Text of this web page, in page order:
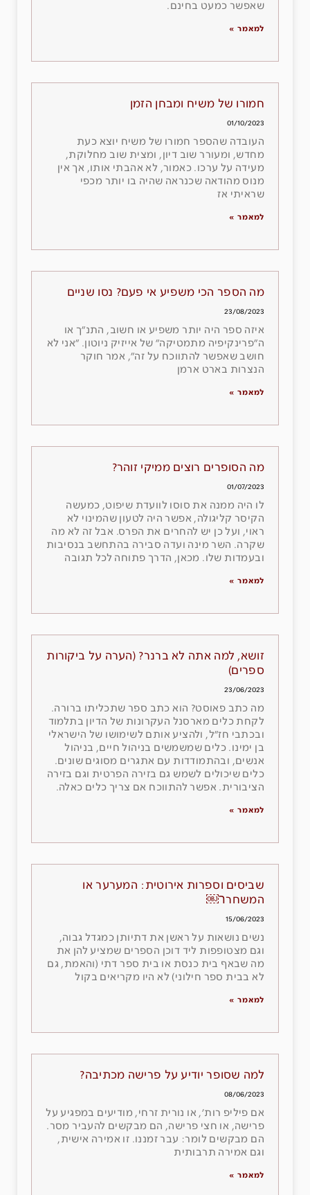
שאפשר כמעט בחינם.
למאמר »
חמורו של משיח ומבחן הזמן
01/10/2023
העובדה שהספר חמורו של משיח יוצא כעת
מחדש, ומעורר שוב דיון, ומצית שוב מחלוקת,
מעידה על ערכו. כאמור, לא אהבתי אותו, אך אין
מנוס מהודאה שכנראה שהיה בו יותר מכפי
שראיתי אז
למאמר »
מה הספר הכי משפיע אי פעם? נסו שניים
23/08/2023
איזה ספר היה יותר משפיע או חשוב, התנ״ך או
ה״פרינקיפיה מתמטיקה״ של אייזיק ניוטון. ״אני לא
חושב שאפשר להתווכח על זה״, אמר חוקר
הנצרות בארט ארמן
למאמר »
מה הסופרים רוצים ממיקי זוהר?
01/07/2023
לו היה ממנה את סוסו לוועדת שיפוט, כמעשה
הקיסר קליגולה, אפשר היה לטעון שהמינוי לא
ראוי, ועל כן יש להחרים את הפרס. אבל זה לא מה
שקרה. השר מינה ועדה סבירה בהתחשב בנסיבות
ובעמדות שלו. מכאן, הדרך פתוחה לכל תגובה
למאמר »
זושא, למה אתה לא ברנר? (הערה על ביקורות
ספרים)
23/06/2023
מה כתב פאוסט? הוא כתב ספר שתכליתו ברורה.
לקחת כלים מארסנל העקרונות של הדיון בתלמוד
ובכתבי חז״ל, ולהציע אותם לשימושו של הישראלי
בן ימינו. כלים שמשמשים בניהול חיים, בניהול
אנשים, ובהתמודדות עם אתגרים מסוגים שונים.
כלים שיכולים לשמש גם בזירה הפרטית וגם בזירה
הציבורית. אפשר להתווכח אם צריך כלים כאלה.
למאמר »
שביסים וספרות אירוטית: המערער או
המשחרר￼
15/06/2023
נשים נושאות על ראשן את דתיותן כמגדל גבוה,
וגם מצטופפות ליד דוכן הספרים שמציע להן את
מה שבאף בית כנסת או בית ספר דתי (והאמת, גם
לא בבית ספר חילוני) לא היו מקריאים בקול
למאמר »
למה שסופר יודיע על פרישה מכתיבה?
08/06/2023
אם פיליפ רות׳, או נורית זרחי, מודיעים במפגיע על
פרישה, או חצי פרישה, הם מבקשים להעביר מסר.
הם מבקשים לומר: עבר זמננו. זו אמירה אישית,
וגם אמירה תרבותית
למאמר »